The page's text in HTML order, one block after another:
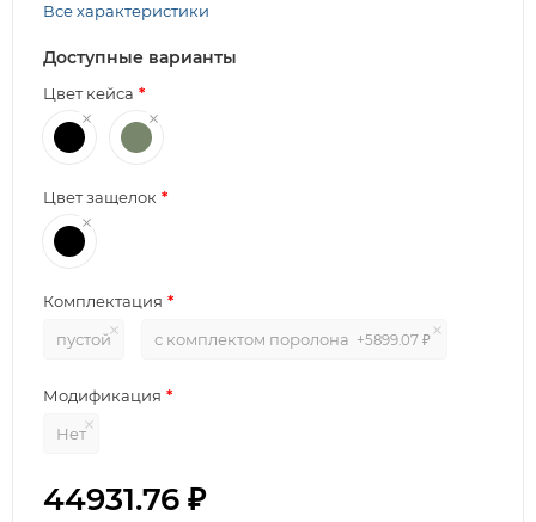
Все характеристики
Доступные варианты
Цвет кейса
Цвет защелок
Комплектация
пустой
с комплектом поролона +5899.07 ₽
Модификация
Нет
44931.76 ₽